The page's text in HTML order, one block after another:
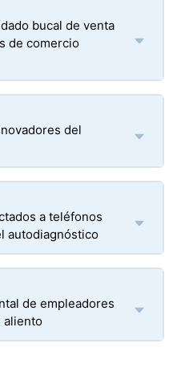
bucal de venta
de comercio
del
a teléfonos
autodiagnóstico
de empleadores
aliento